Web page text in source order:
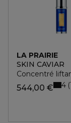
LA PRAIRIE
SKIN CAVIAR
Concentré
544,00 € 4